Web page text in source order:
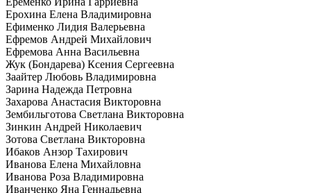
Ерохина Елена Владимировна
Ефименко Лидия Валерьевна
Ефремов Андрей Михайлович
Ефремова Анна Васильевна
Жук (Бондарева) Ксения Сергеевна
Заайтер Любовь Владимировна
Зарина Надежда Петровна
Захарова Анастасия Викторовна
Зембильготова Светлана Викторовна
Зинкин Андрей Николаевич
Зотова Светлана Викторовна
Ибаков Анзор Тахирович
Иванова Елена Михайловна
Иванова Роза Владимировна
Иванченко Яна Геннадьевна